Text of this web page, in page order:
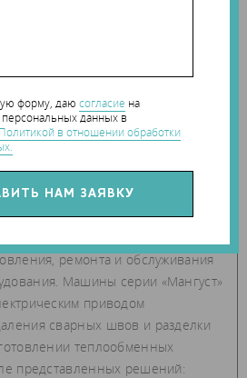
форму, даюсогласие на
данных в
Политикой в отношении обработки
установка прямого
ИЛИСТ-L и линейка
для металлических
направлены на повышение
аддитивных технологий в
ремонта и обслуживания
Машины серии «Мангуст»
приводом
сварных швов и разделки
теплообменных
представленных решений: